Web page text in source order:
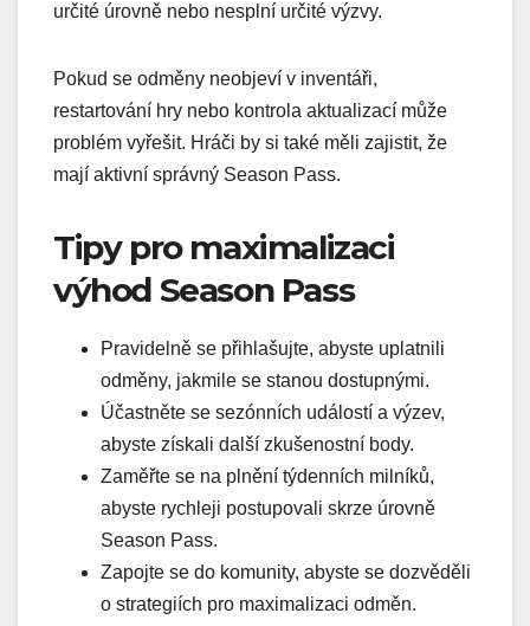
určité úrovně nebo nesplní určité výzvy.
Pokud se odměny neobjeví v inventáři,
restartování hry nebo kontrola aktualizací může
problém vyřešit. Hráči by si také měli zajistit, že
mají aktivní správný Season Pass.
Tipy pro maximalizaci
výhod Season Pass
Pravidelně se přihlašujte, abyste uplatnili
odměny, jakmile se stanou dostupnými.
Účastněte se sezónních událostí a výzev,
abyste získali další zkušenostní body.
Zaměřte se na plnění týdenních milníků,
abyste rychleji postupovali skrze úrovně
Season Pass.
Zapojte se do komunity, abyste se dozvěděli
o strategiích pro maximalizaci odměn.